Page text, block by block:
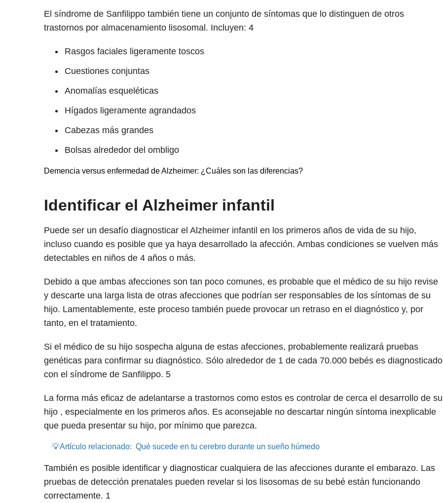
El síndrome de Sanfilippo también tiene un conjunto de síntomas que lo distinguen de otros
trastornos por almacenamiento lisosomal. Incluyen: 4
Rasgos faciales ligeramente toscos
Cuestiones conjuntas
Anomalías esqueléticas
Hígados ligeramente agrandados
Cabezas más grandes
Bolsas alrededor del ombligo
Demencia versus enfermedad de Alzheimer: ¿Cuáles son las diferencias?
Identificar el Alzheimer infantil
Puede ser un desafío diagnosticar el Alzheimer infantil en los primeros años de vida de su hijo,
incluso cuando es posible que ya haya desarrollado la afección. Ambas condiciones se vuelven más
detectables en niños de 4 años o más.
Debido a que ambas afecciones son tan poco comunes, es probable que el médico de su hijo revise
y descarte una larga lista de otras afecciones que podrían ser responsables de los síntomas de su
hijo. Lamentablemente, este proceso también puede provocar un retraso en el diagnóstico y, por
tanto, en el tratamiento.
Si el médico de su hijo sospecha alguna de estas afecciones, probablemente realizará pruebas
genéticas para confirmar su diagnóstico. Sólo alrededor de 1 de cada 70.000 bebés es diagnosticado
con el síndrome de Sanfilippo. 5
La forma más eficaz de adelantarse a trastornos como estos es controlar de cerca el desarrollo de su
hijo , especialmente en los primeros años. Es aconsejable no descartar ningún síntoma inexplicable
que pueda presentar su hijo, por mínimo que parezca.
💡Artículo relacionado: Qué sucede en tu cerebro durante un sueño húmedo
También es posible identificar y diagnosticar cualquiera de las afecciones durante el embarazo. Las
pruebas de detección prenatales pueden revelar si los lisosomas de su bebé están funcionando
correctamente. 1